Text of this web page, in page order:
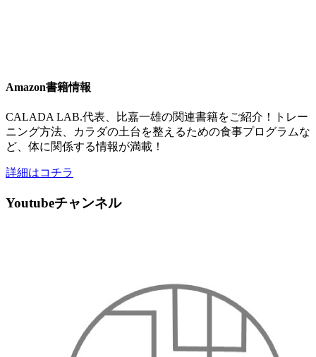
Amazon書籍情報
CALADA LAB.代表、比嘉一雄の関連書籍をご紹介！トレー
ニング方法、カラダの土台を整えるための食事プログラムな
ど、体に関係する情報が満載！
詳細はコチラ
Youtubeチャンネル